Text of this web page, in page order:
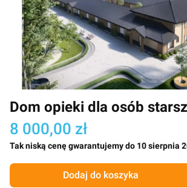
Dom opieki dla osób
8 000,00 zł
Tak niską cenę gwarantujemy do 10 sierpnia
Dodaj do koszyka